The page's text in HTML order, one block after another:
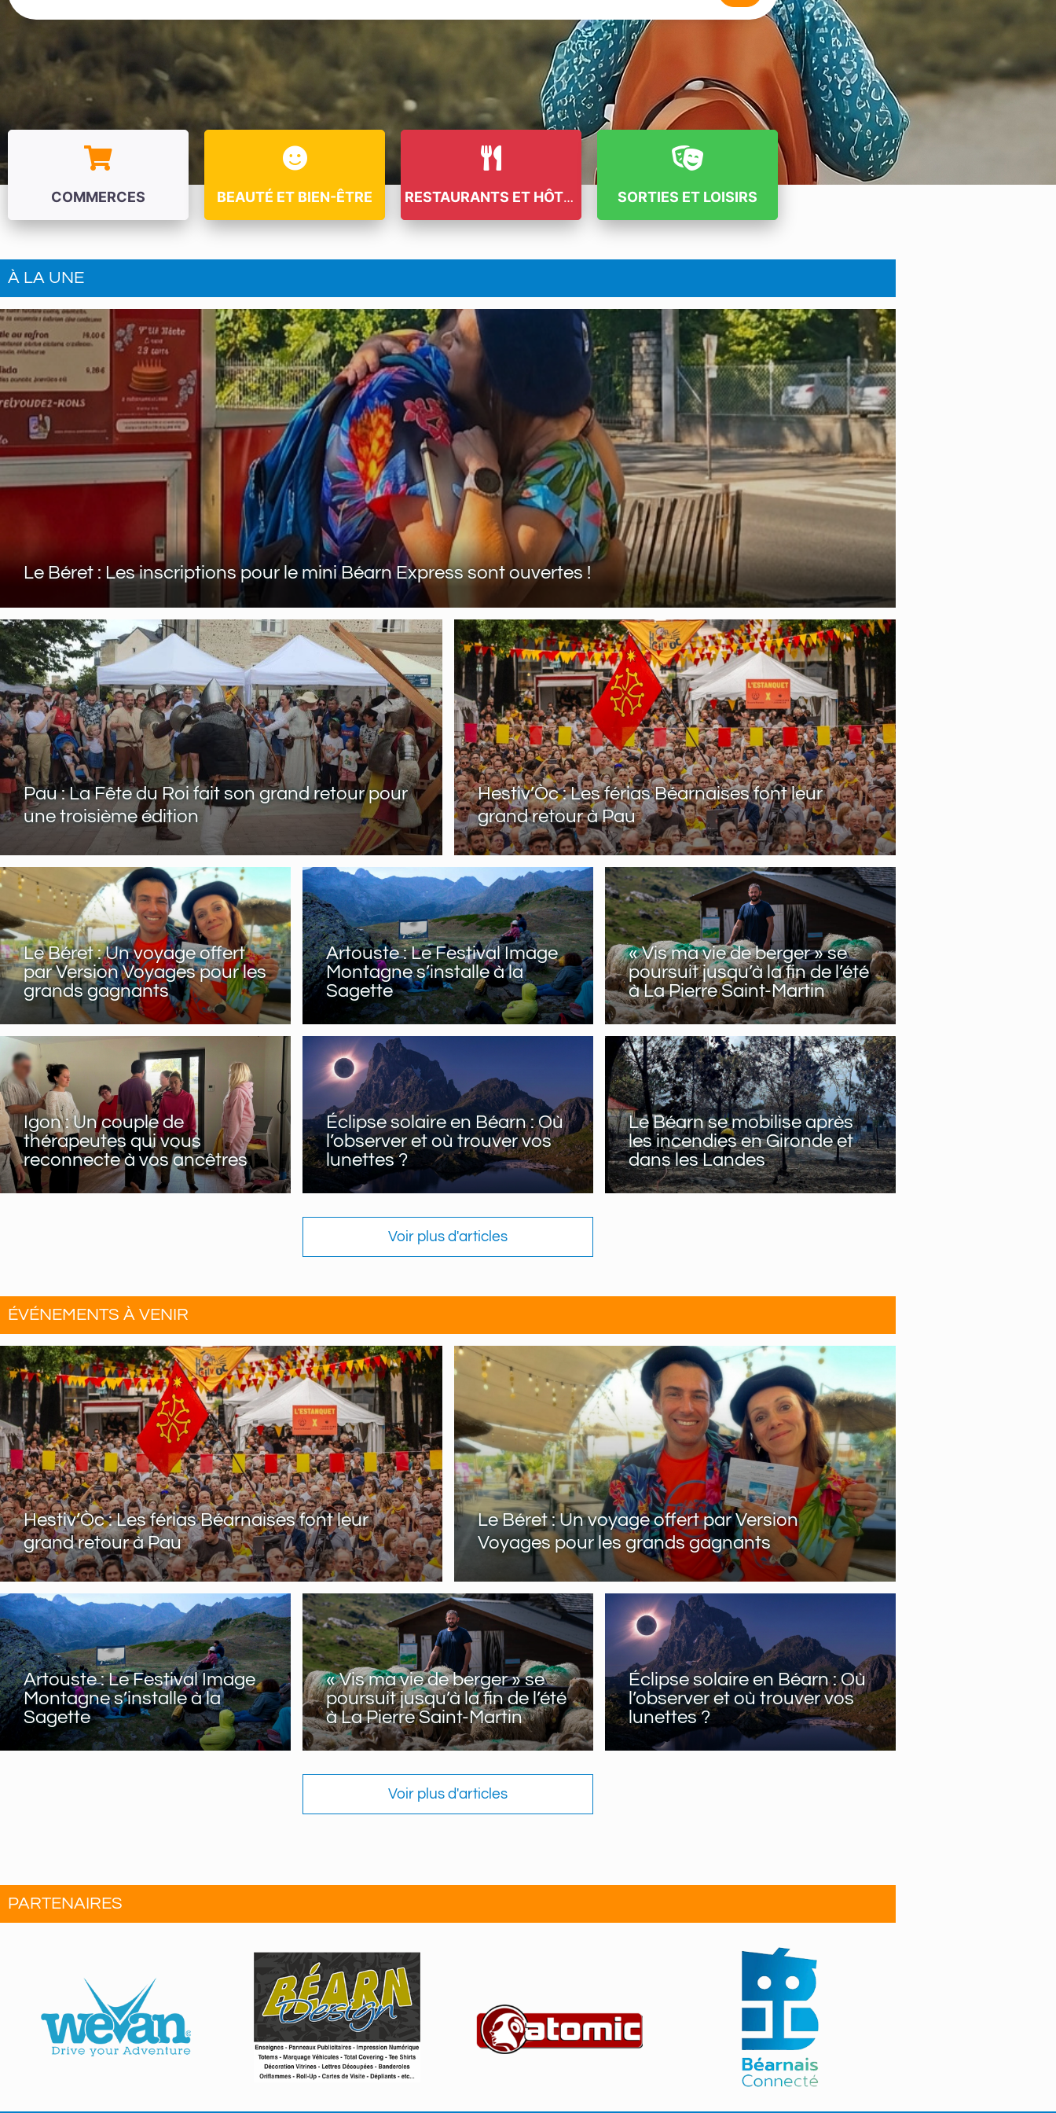
À LA UNE
Le Béret : Les inscriptions pour le mini Béarn Express sont ouvertes !
Pau : La Fête du Roi fait son grand retour pour
une troisième édition
Hestiv’Òc : Les férias Béarnaises font leur
grand retour à Pau
Le Béret : Un voyage offert
par Version Voyages pour les
grands gagnants
Artouste : Le Festival Image
Montagne s’installe à la
Sagette
« Vis ma vie de berger » se
poursuit jusqu’à la fin de l’été
à La Pierre Saint-Martin
Igon : Un couple de
thérapeutes qui vous
reconnecte à vos ancêtres
Éclipse solaire en Béarn : Où
l’observer et où trouver vos
lunettes ?
Le Béarn se mobilise après
les incendies en Gironde et
dans les Landes
Voir plus d'articles
ÉVÉNEMENTS À VENIR
Hestiv’Òc : Les férias Béarnaises font leur
grand retour à Pau
Le Béret : Un voyage offert par Version
Voyages pour les grands gagnants
Artouste : Le Festival Image
Montagne s’installe à la
Sagette
« Vis ma vie de berger » se
poursuit jusqu’à la fin de l’été
à La Pierre Saint-Martin
Éclipse solaire en Béarn : Où
l’observer et où trouver vos
lunettes ?
Voir plus d'articles
PARTENAIRES